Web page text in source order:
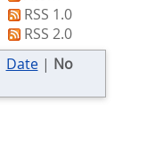
RSS 1.0
RSS 2.0
Date| No